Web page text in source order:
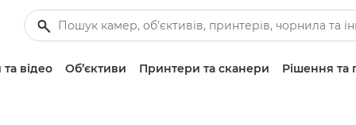
відео Об’єктиви Принтери та сканери Рішення та